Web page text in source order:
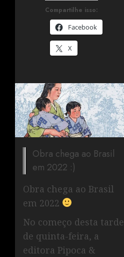
Compartilhe isso:
Facebook
X
Obra chega ao Brasil
em 2022 :)
Obra chega ao Brasil
em 2022
No começo desta tarde
de quinta-feira, a
editora Pipoca &